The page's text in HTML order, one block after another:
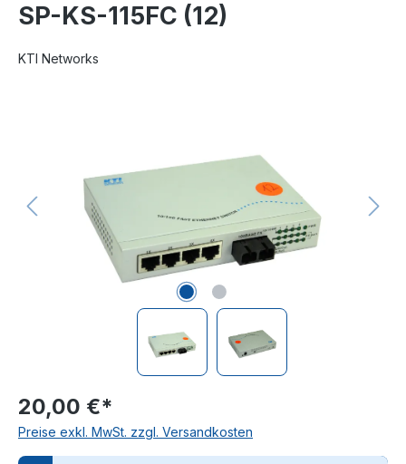
SP-KS-115FC (12)
KTI Networks
20,00 €*
Preise exkl. MwSt. zzgl. Versandkosten